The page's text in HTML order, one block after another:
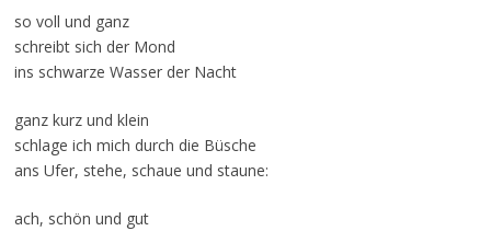
so voll und ganz
schreibt sich der Mond
ins schwarze Wasser der Nacht
ganz kurz und klein
schlage ich mich durch die Büsche
ans Ufer, stehe, schaue und staune:
ach, schön und gut